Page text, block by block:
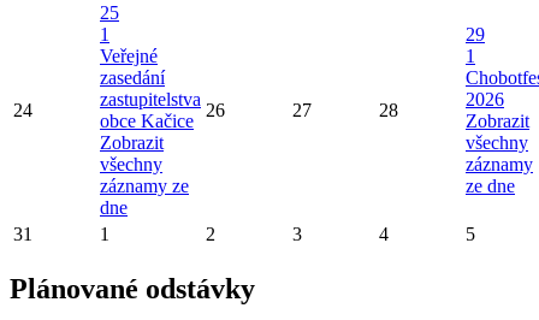
24
25
1
Veřejné
zasedání
zastupitelstva
obce Kačice
Zobrazit
všechny
záznamy ze
dne
26 27 28
29
1
2026
Zobrazit
všechny
záznamy
ze dne
31 1 2 3 4 5
Plánované odstávky